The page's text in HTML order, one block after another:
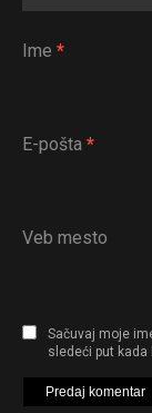
Ime *
E-pošta *
Veb mesto
Sačuvaj moje
sledeći put